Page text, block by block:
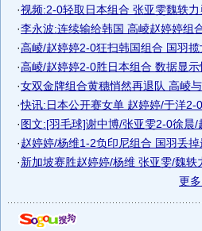
·视频:2-0轻取日本组合 张亚雯魏轶
·李永波:连续输给韩国 高崚赵婷婷组
·高崚/赵婷婷2-0狂扫韩国组合 国羽揽
·高崚/赵婷婷2-0胜日本组合 数据显示
·女双金牌组合黄穗悄然再退队 高崚与
·快讯:日本公开赛女单 赵婷婷/于洋2-
·图文:[羽毛球]谢中博/张亚雯2-0徐晨/
·赵婷婷/杨维1-2负印尼组合 国羽丢掉
·新加坡赛胜赵婷婷/杨维 张亚雯/魏轶
更